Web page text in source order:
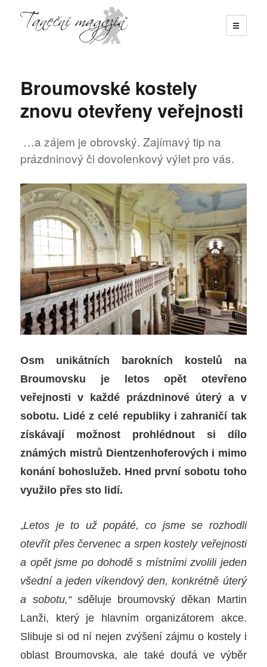
☰
Broumovské kostely
znovu otevřeny veřejnosti
…a zájem je obrovský. Zajímavý tip na
prázdninový či dovolenkový výlet pro vás.
Osm unikátních barokních kostelů na
Broumovsku je letos opět otevřeno
veřejnosti v každé prázdninové úterý a v
sobotu. Lidé z celé republiky i zahraničí tak
získávají možnost prohlédnout si dílo
známých mistrů Dientzenhoferových i mimo
konání bohoslužeb. Hned první sobotu toho
využilo přes sto lidí.
„Letos je to už popáté, co jsme se rozhodli
otevřít přes červenec a srpen kostely veřejnosti
a opět jsme po dohodě s místními zvolili jeden
všední a jeden víkendový den, konkrétně úterý
a sobotu,“sděluje broumovský děkan Martin
Lanži, který je hlavním organizátorem akce.
Slibuje si od ní nejen zvýšení zájmu o kostely i
oblast Broumovska, ale také doufá ve výběr